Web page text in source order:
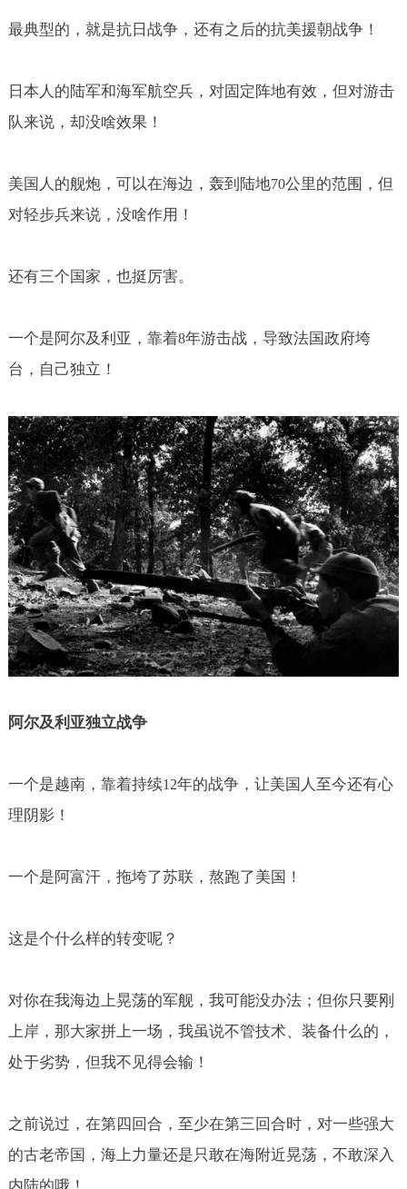
最典型的，就是抗日战争，还有之后的抗美援朝战争！
日本人的陆军和海军航空兵，对固定阵地有效，但对游击
队来说，却没啥效果！
美国人的舰炮，可以在海边，轰到陆地70公里的范围，但
对轻步兵来说，没啥作用！
还有三个国家，也挺厉害。
一个是阿尔及利亚，靠着8年游击战，导致法国政府垮
台，自己独立！
阿尔及利亚独立战争
一个是越南，靠着持续12年的战争，让美国人至今还有心
理阴影！
一个是阿富汗，拖垮了苏联，熬跑了美国！
这是个什么样的转变呢？
对你在我海边上晃荡的军舰，我可能没办法；但你只要刚
上岸，那大家拼上一场，我虽说不管技术、装备什么的，
处于劣势，但我不见得会输！
之前说过，在第四回合，至少在第三回合时，对一些强大
的古老帝国，海上力量还是只敢在海附近晃荡，不敢深入